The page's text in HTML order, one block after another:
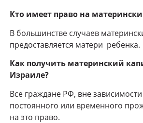
Кто имеет право на
В большинстве случаев
предоставляется матери ребенка.
Как получить материнский
Израиле?
Все граждане РФ, вне зависимости
постоянного или временного
на это право.